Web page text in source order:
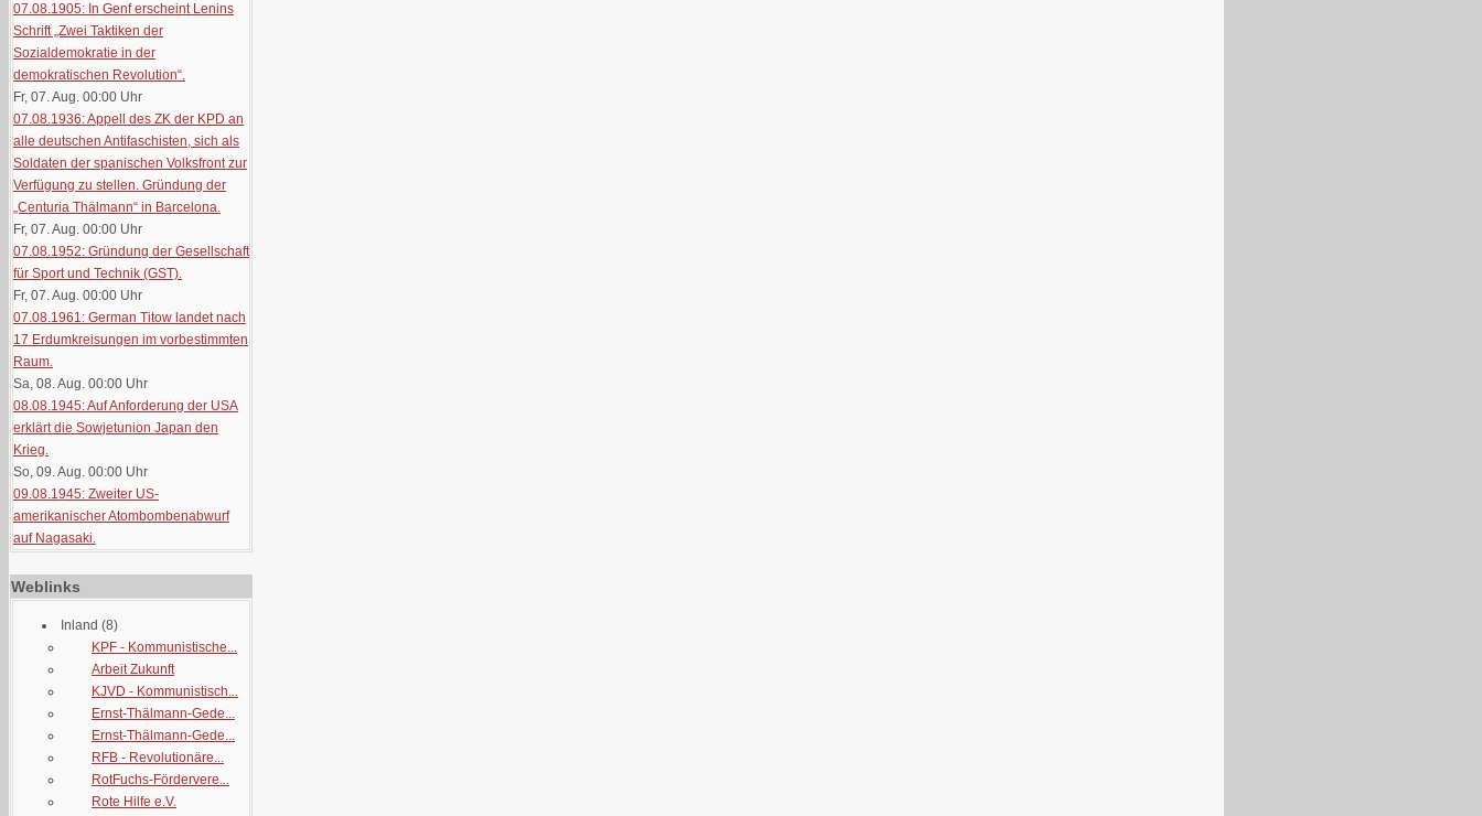
07.08.1905: In Genf erscheint Lenins
Schrift „Zwei Taktiken der
Sozialdemokratie in der
demokratischen Revolution“.
Fr, 07. Aug. 00:00 Uhr
07.08.1936: Appell des ZK der KPD an
alle deutschen Antifaschisten, sich als
Soldaten der spanischen Volksfront zur
Verfügung zu stellen. Gründung der
„Centuria Thälmann“ in Barcelona.
Fr, 07. Aug. 00:00 Uhr
07.08.1952: Gründung der Gesellschaft
für Sport und Technik (GST).
Fr, 07. Aug. 00:00 Uhr
07.08.1961: German Titow landet nach
17 Erdumkreisungen im vorbestimmten
Raum.
Sa, 08. Aug. 00:00 Uhr
08.08.1945: Auf Anforderung der USA
erklärt die Sowjetunion Japan den
Krieg.
So, 09. Aug. 00:00 Uhr
09.08.1945: Zweiter US-
amerikanischer Atombombenabwurf
auf Nagasaki.
Weblinks
Inland (8)
KPF - Kommunistische...
Arbeit Zukunft
KJVD - Kommunistisch...
Ernst-Thälmann-Gede...
Ernst-Thälmann-Gede...
RFB - Revolutionäre...
RotFuchs-Fördervere...
Rote Hilfe e.V.